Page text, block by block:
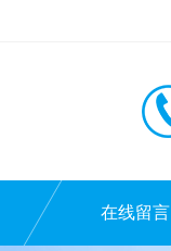
在线留言